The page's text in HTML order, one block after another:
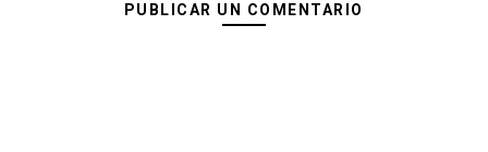
PUBLICAR UN COMENTARIO